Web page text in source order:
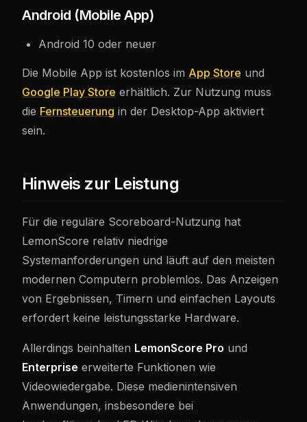
Android (Mobile App)
Android 10 oder neuer
Die Mobile App ist kostenlos im App Store und
Google Play Store erhältlich. Zur Nutzung muss
die Fernsteuerung in der Desktop-App aktiviert
sein.
Hinweis zur Leistung
Für die reguläre Scoreboard-Nutzung hat
LemonScore relativ niedrige
Systemanforderungen und läuft auf den meisten
modernen Computern problemlos. Das Anzeigen
von Ergebnissen, Timern und einfachen Layouts
erfordert keine leistungsstarke Hardware.
Allerdings beinhalten LemonScore Pro und
Enterprise erweiterte Funktionen wie
Videowiedergabe. Diese medienintensiven
Anwendungen, insbesondere bei